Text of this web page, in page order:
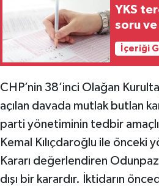
YKS
soru ve
İçeriği
CHP’nin 38’inci Olağan
açılan davada mutlak butlan
parti yönetiminin tedbir amaçlı
Kemal Kılıçdaroğlu ile
Kararı değerlendiren
dışı bir karardır. İktidarın